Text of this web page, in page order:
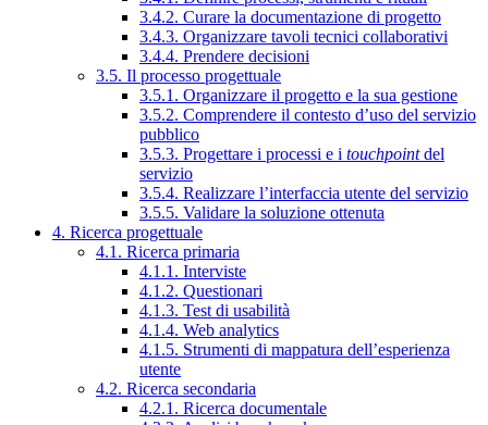
3.4.2. Curare la documentazione di progetto
3.4.3. Organizzare tavoli tecnici collaborativi
3.4.4. Prendere decisioni
3.5. Il processo progettuale
3.5.1. Organizzare il progetto e la sua gestione
3.5.2. Comprendere il contesto d’uso del servizio
pubblico
3.5.3. Progettare i processi e i touchpointdel
servizio
3.5.4. Realizzare l’interfaccia utente del servizio
3.5.5. Validare la soluzione ottenuta
4. Ricerca progettuale
4.1. Ricerca primaria
4.1.1. Interviste
4.1.2. Questionari
4.1.3. Test di usabilità
4.1.4. Web analytics
4.1.5. Strumenti di mappatura dell’esperienza
utente
4.2. Ricerca secondaria
4.2.1. Ricerca documentale